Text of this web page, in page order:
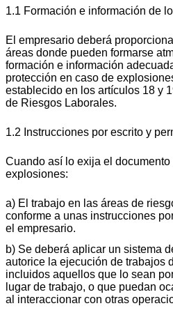
1.1 Formación e información de
El empresario deberá
áreas donde pueden formarse
formación e información
protección en caso de
establecido en los artículos 18 y
de Riesgos Laborales.
1.2 Instrucciones por escrito y
Cuando así lo exija el
explosiones:
a) El trabajo en las áreas de
conforme a unas instrucciones
el empresario.
b) Se deberá aplicar un sistema
autorice la ejecución de trabajos
incluidos aquellos que lo sean
lugar de trabajo, o que puedan
al interaccionar con otras